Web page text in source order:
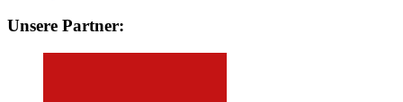
Unsere Partner: